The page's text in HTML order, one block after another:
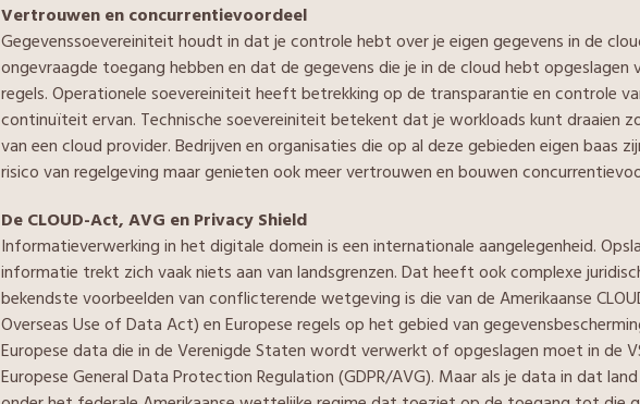
Vertrouwen en concurrentievoordeel
Gegevenssoevereiniteit houdt in dat je controle hebt over je eigen gegevens in de
ongevraagde toegang hebben en dat de gegevens die je in de cloud hebt opgeslagen
regels. Operationele soevereiniteit heeft betrekking op de transparantie en controle
continuïteit ervan. Technische soevereiniteit betekent dat je workloads kunt draaien
van een cloud provider. Bedrijven en organisaties die op al deze gebieden eigen baas
risico van regelgeving maar genieten ook meer vertrouwen en bouwen
De CLOUD-Act, AVG en Privacy Shield
Informatieverwerking in het digitale domein is een internationale aangelegenheid.
informatie trekt zich vaak niets aan van landsgrenzen. Dat heeft ook complexe
bekendste voorbeelden van conflicterende wetgeving is die van de Amerikaanse
Overseas Use of Data Act) en Europese regels op het gebied van
Europese data die in de Verenigde Staten wordt verwerkt of opgeslagen moet in de
Europese General Data Protection Regulation (GDPR/AVG). Maar als je data in dat